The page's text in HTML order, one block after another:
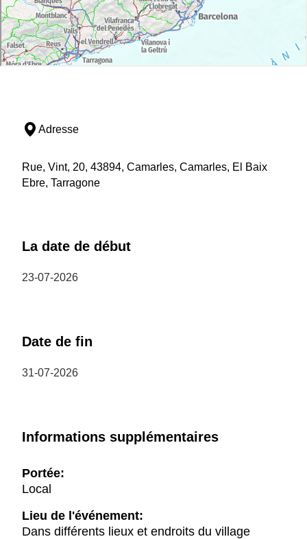
Adresse
Rue, Vint, 20, 43894, Camarles, Camarles, El Baix
Ebre, Tarragone
La date de début
23-07-2026
Date de fin
31-07-2026
Informations supplémentaires
Portée:
Local
Lieu de l'événement:
Dans différents lieux et endroits du village